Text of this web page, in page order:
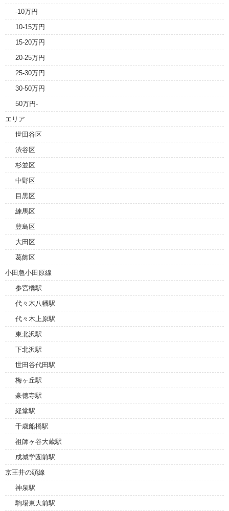
-10万円
10-15万円
15-20万円
20-25万円
25-30万円
30-50万円
50万円-
エリア
世田谷区
渋谷区
杉並区
中野区
目黒区
練馬区
豊島区
大田区
葛飾区
小田急小田原線
参宮橋駅
代々木八幡駅
代々木上原駅
東北沢駅
下北沢駅
世田谷代田駅
梅ヶ丘駅
豪徳寺駅
経堂駅
千歳船橋駅
祖師ヶ谷大蔵駅
成城学園前駅
京王井の頭線
神泉駅
駒場東大前駅